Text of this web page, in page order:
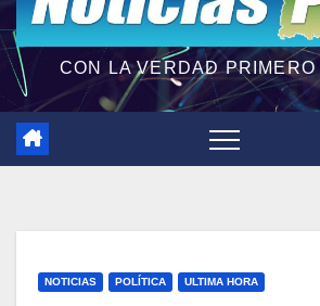
CON LA VERDAD
NOTICIAS POLÍTICA ULTIMA HORA